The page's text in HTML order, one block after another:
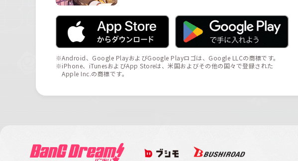
※Android、Google PlayおよびGoogle Playロゴは、Google LLCの商標です。
※iPhone、iTunesおよびApp Storeは、米国およびその他の国々で登録された
Apple Inc.の商標です。